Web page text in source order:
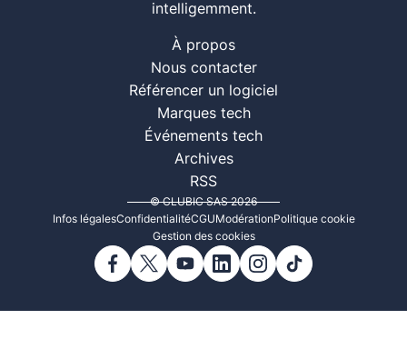
intelligemment.
À propos
Nous contacter
Référencer un logiciel
Marques tech
Événements tech
Archives
RSS
© CLUBIC SAS 2026
Infos légalesConfidentialitéCGUModérationPolitique cookie
Gestion des cookies